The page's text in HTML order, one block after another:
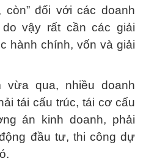
còn” đối với các doanh
vậy rất cần các giải
hành chính, vốn và giải
vừa qua, nhiều doanh
tái cấu trúc, tái cơ cấu
án kinh doanh, phải
đầu tư, thi công dự